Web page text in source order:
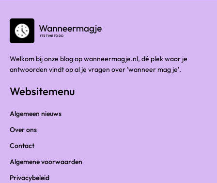
Welkom bij onze blog op wanneermagje.nl, dé plek waar je
antwoorden vindt op al je vragen over 'wanneer mag je'.
Websitemenu
Algemeen nieuws
Over ons
Contact
Algemene voorwaarden
Privacybeleid